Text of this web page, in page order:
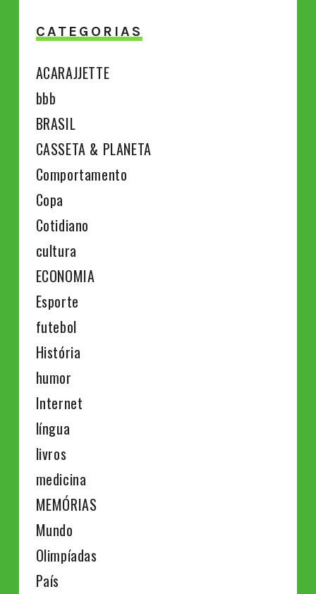
CATEGORIAS
ACARAJJETTE
bbb
BRASIL
CASSETA & PLANETA
Comportamento
Copa
Cotidiano
cultura
ECONOMIA
Esporte
futebol
História
humor
Internet
língua
livros
medicina
MEMÓRIAS
Mundo
Olimpíadas
País